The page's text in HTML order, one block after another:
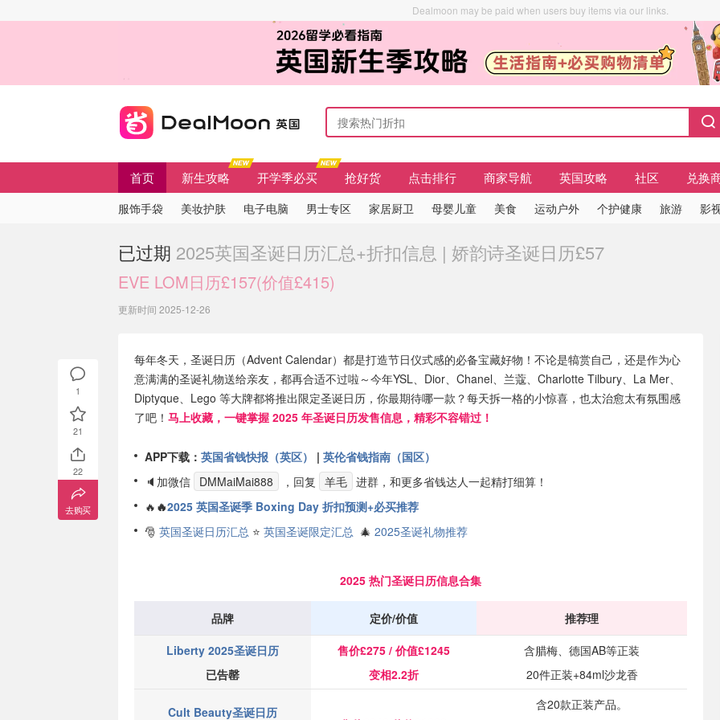
Dealmoon may be paid when users buy items via our links.
首页 新生攻略 开学季必买 抢好货 点击排行 商家导航 英国攻略 社区 兑换
服饰手袋 美妆护肤 电子电脑 男士专区 家居厨卫 母婴儿童 美食 运动户外 个护健康 旅游 影
已过期 2025英国圣诞日历汇总+折扣信息 | 娇韵诗圣诞日历£57
EVE LOM日历£157(价值£415)
更新时间 2025-12-26
每年冬天，圣诞日历（Advent Calendar）都是打造节日仪式感的必备宝藏好物！不论是犒赏自己，还是作为心
意满满的圣诞礼物送给亲友，都再合适不过啦～今年YSL、Dior、Chanel、兰蔻、Charlotte Tilbury、La Mer、
Diptyque、Lego 等大牌都将推出限定圣诞日历，你最期待哪一款？每天拆一格的小惊喜，也太治愈太有氛围感
了吧！ 马上收藏，一键掌握 2025 年圣诞日历发售信息，精彩不容错过！
APP下载： 英国省钱快报（英区） | 英伦省钱指南（国区）
🔈加微信 DMMaiMai888 ，回复 羊毛 进群，和更多省钱达人一起精打细算！
🔥 🔥2025 英国圣诞季 Boxing Day 折扣预测+必买推荐
🎅 英国圣诞日历汇总 ⭐ 英国圣诞限定汇总 🎄 2025圣诞礼物推荐
2025 热门圣诞日历信息合集
品牌 定价/价值
推荐理
Liberty 2025圣诞日历
已告罄
售价£275 / 价值£1245
变相2.2折
含腊梅、德国AB等正装
20件正装+84ml沙龙香
Cult Beauty圣诞日历
含20款正装产品。
1
21
22
去购买